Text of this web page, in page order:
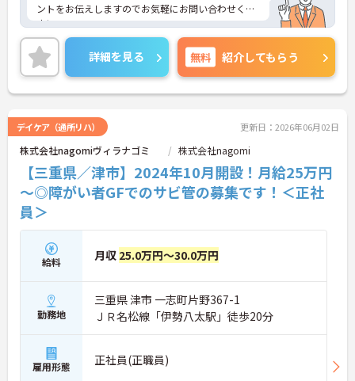
ントをお伝えしますのでお気軽にお問い合わせくだ
さい。
詳細を見る 無料 紹介してもらう
デイケア（通所リハ） 更新日：2026年06月02日
株式会社nagomiヴィラナゴミ 株式会社nagomi
【三重県／津市】2024年10月開設！月給25万円
～◎障がい者GFでのサビ管の募集です！＜正社
員＞
給料 月収 25.0万円～30.0万円
勤務地
三重県 津市 一志町片野367-1
ＪＲ名松線「伊勢八太駅」徒歩20分
雇用形態 正社員(正職員)